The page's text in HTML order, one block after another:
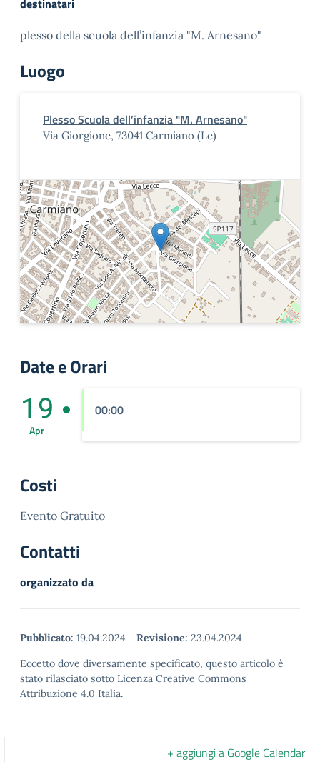
plesso della scuola dell’infanzia "M. Arnesano"
Luogo
Plesso Scuola dell’infanzia "M. Arnesano"
Via Giorgione, 73041 Carmiano (Le)
Date e Orari
19
Apr
00:00
Costi
Evento Gratuito
Contatti
organizzato da
Pubblicato: 19.04.2024 - Revisione: 23.04.2024
Eccetto dove diversamente specificato, questo articolo è
stato rilasciato sotto Licenza Creative Commons
Attribuzione 4.0 Italia.
+ aggiungi a Google Calendar